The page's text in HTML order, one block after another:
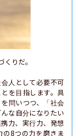
りだ。
人として必要不可
を目指します。具
問いつつ、「社会
な自分になりたい
力、実行力、発想
8つの力を磨きま